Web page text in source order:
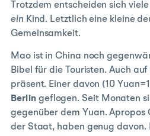
Trotzdem entscheiden sich
ein Kind. Letztlich eine kleine
Gemeinsamkeit.
Mao ist in China noch
Bibel für die Touristen. Auch
präsent. Einer davon (10
Berlingeflogen. Seit Monaten
gegenüber dem Yuan. Apropos
der Staat, haben genug davon.